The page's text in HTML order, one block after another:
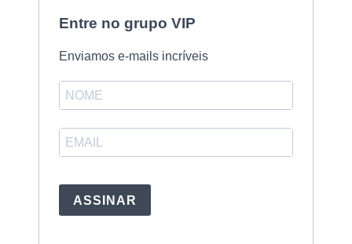
Entre no grupo VIP
Enviamos e-mails incríveis
ASSINAR